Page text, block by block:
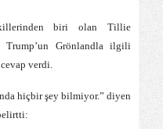
biri olan Tillie
Trump’un Grönlandla ilgili
verdi.
hiçbir şey bilmiyor.” diyen